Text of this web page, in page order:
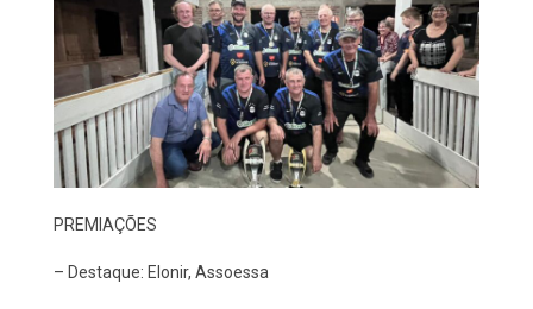
PREMIAÇÕES
– Destaque: Elonir, Assoessa